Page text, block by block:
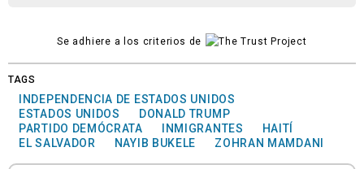
Se adhiere a los criterios de
TAGS
INDEPENDENCIA DE ESTADOS UNIDOS
ESTADOS UNIDOS
DONALD TRUMP
PARTIDO DEMÓCRATA
INMIGRANTES
HAITÍ
EL SALVADOR
NAYIB BUKELE ZOHRAN MAMDANI